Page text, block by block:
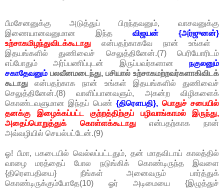
பீமசேனனுக்கு அடுத்துப் பிறந்தவனும், வாசவனுக்கு
இணையானவனுமான இந்த விஜயன் {அர்ஜுனன்}
உற்சாகமிழந்துவிடக்கூடாது என்பதற்காகவே நான் உங்கள்
இதயங்களில் துணிவைச் செலுத்தினேன்.(7) பெரியோரிடம்
எப்போதும் அர்ப்பணிப்புடன் இருப்பவர்களான நகுலனும்
சகாதேவனும் பலவீனமடைந்து, பசியால் உற்சாகமற்றவர்களாகிவிடக்
கூடாது என்பதற்காக நான் உங்கள் இதயங்களில் துணிவைச்
செலுத்தினேன்.(8) வாளிப்பானவளும், அகன்ற விழிகளைக்
கொண்டவளுமான இந்தப் பெண்{திரௌபதி}, பொதுச் சபையில்
தனக்கு இழைக்கப்பட்ட குற்றத்திற்குப் பழிவாங்காமல் இருந்து,
அதைப்பொறுத்துக் கொள்ளக்கூடாதுஎன்பதற்காக நான்
அவ்வழியில் செயல்பட்டேன்.(9)
ஓ! பீமா, பகடையில் வெல்லப்பட்டதும், தன் மாதவிடாய் காலத்தில்
வாழை மரத்தைப் போல நடுங்கிக் கொண்டிருந்த இவளை
{திரௌபதியை} நீங்கள் அனைவரும் பார்த்துக்
கொண்டிருக்கும்போதே(10) ஓர் அடிமையை {இழுத்துச்